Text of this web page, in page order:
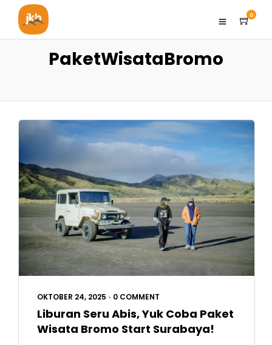
0
PaketWisataBromo
OKTOBER 24, 2025 • 0 COMMENT
Liburan Seru Abis, Yuk Coba Paket
Wisata Bromo Start Surabaya!